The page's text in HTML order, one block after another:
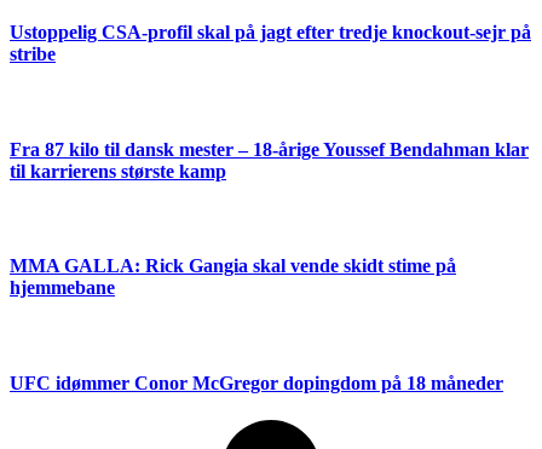
Ustoppelig CSA-profil skal på jagt efter tredje knockout-sejr på
stribe
Fra 87 kilo til dansk mester – 18-årige Youssef Bendahman klar
til karrierens største kamp
MMA GALLA: Rick Gangia skal vende skidt stime på
hjemmebane
UFC idømmer Conor McGregor dopingdom på 18 måneder